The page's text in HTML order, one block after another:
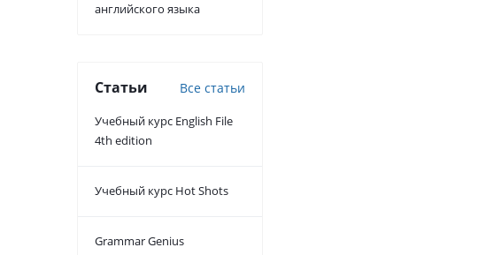
английского языка
Статьи Все статьи
Учебный курс English File
4th edition
Учебный курс Hot Shots
Grammar Genius